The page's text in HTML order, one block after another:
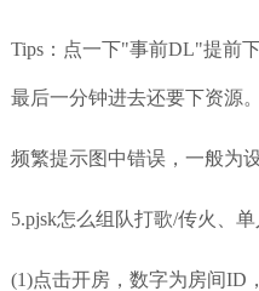
Tips：点一下"事前DL"提前
最后一分钟进去还要下资源。
频繁提示图中错误，一般为
5.pjsk怎么组队打歌/传火、
(1)点击开房，数字为房间ID